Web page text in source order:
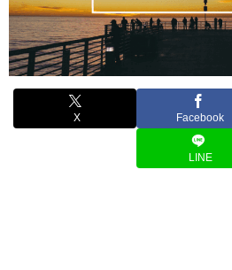
X Facebook
LINE